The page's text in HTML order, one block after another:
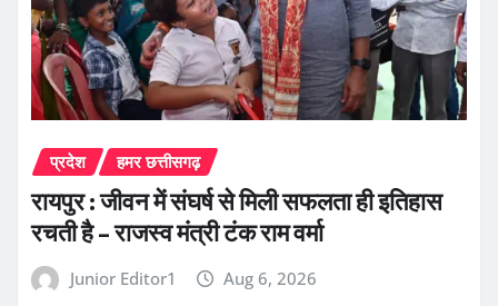
प्रदेश हमर छत्तीसगढ़
रायपुर : जीवन में संघर्ष से मिली सफलता ही इतिहास
रचती है – राजस्व मंत्री टंक राम वर्मा
Junior Editor1 Aug 6, 2026